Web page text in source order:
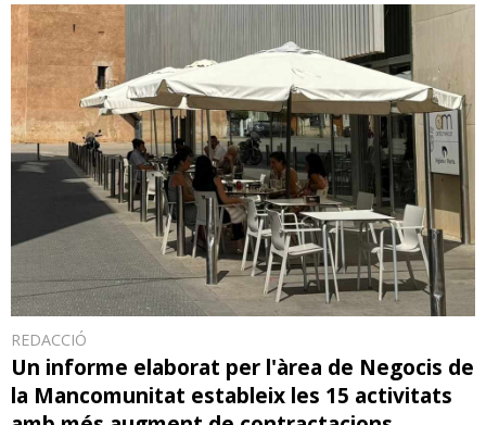
REDACCIÓ
Un informe elaborat per l'àrea de Negocis de
la Mancomunitat estableix les 15 activitats